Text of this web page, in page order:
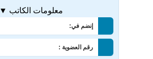
معلومات الكاتب ▼
إنضم في:
رقم العضوية :